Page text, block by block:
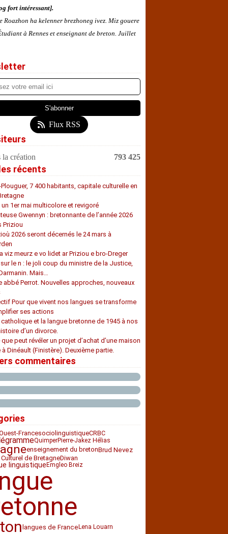
fort intéressant].
Roazhon ha kelenner brezhoneg ivez. Miz gouere
à Rennes et enseignant de breton. Juillet
Flux RSS
la création 793 425
récents
Plouguer, 7 400 habitants, capitale culturelle en
un 1er mai multicolore et revigoré
Gwennyn : bretonnante de l’année 2026
Priziou
2026 seront décernés le 24 mars à
a viz meurz e vo lidet ar Priziou e bro-Dreger
le n : le joli coup du ministre de la Justice,
Mais…
abbé Perrot. Nouvelles approches, nouveaux
Pour que vivent nos langues se transforme
ses actions
catholique et la langue bretonne de 1945 à nos
d’un divorce.
peut révéler un projet d’achat d’une maison
à Dinéault (Finistère). Deuxième partie.
commentaires
FrancesociolinguistiqueCRBC
QuimperPierre-Jakez Hélias
enseignement du bretonBrud Nevez
de BretagneDiwan
linguistique Emgleo Breiz
langues de France Lena Louarn